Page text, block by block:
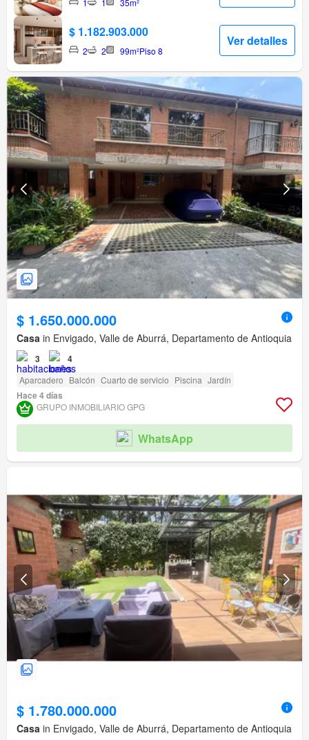
1 1 35m²
$ 1.182.903.000
2 2 99m²Piso 8
Ver detalles
$ 1.650.000.000
Casa in Envigado, Valle de Aburrá, Departamento de Antioquia
3 4
Aparcadero Balcón Cuarto de servicio Piscina Jardín
Hace 4 días
GRUPO INMOBILIARIO GPG
WhatsApp
$ 1.780.000.000
Casa in Envigado, Valle de Aburrá, Departamento de Antioquia